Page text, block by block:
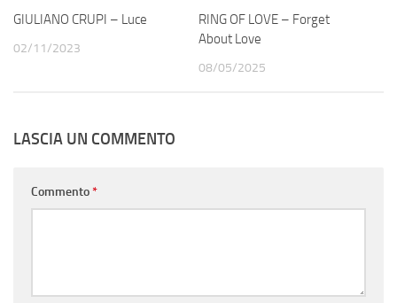
GIULIANO CRUPI – Luce
02/11/2023
RING OF LOVE – Forget
About Love
08/05/2025
LASCIA UN COMMENTO
Commento*